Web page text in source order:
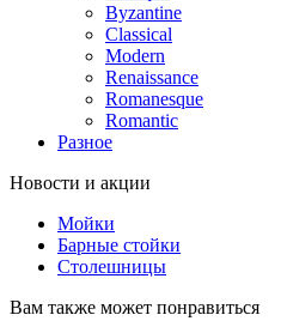
Byzantine
Classical
Modern
Renaissance
Romanesque
Romantic
Разное
Новости и акции
Мойки
Барные стойки
Столешницы
Вам также может понравиться